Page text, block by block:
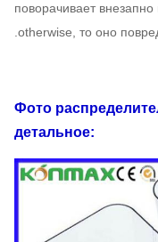
поворачивает
.otherwise, то оно
Фото
детальное: